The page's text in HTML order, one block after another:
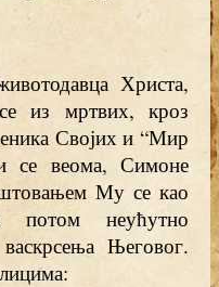
Христа,
из мртвих, кроз
Својих и “Мир
се веома, Симоне
Му се као
потом неућутно
Његовог.